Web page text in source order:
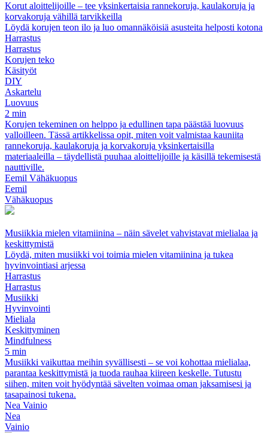
Korut aloittelijoille – tee yksinkertaisia rannekoruja, kaulakoruja ja
korvakoruja vähillä tarvikkeilla
Löydä korujen teon ilo ja luo omannäköisiä asusteita helposti kotona
Harrastus
Harrastus
Korujen teko
Käsityöt
DIY
Askartelu
Luovuus
2 min
Korujen tekeminen on helppo ja edullinen tapa päästää luovuus
valloilleen. Tässä artikkelissa opit, miten voit valmistaa kauniita
rannekoruja, kaulakoruja ja korvakoruja yksinkertaisilla
materiaaleilla – täydellistä puuhaa aloittelijoille ja käsillä tekemisestä
nauttiville.
Eemil Vähäkuopus
Eemil
Vähäkuopus
Musiikkia mielen vitamiinina – näin sävelet vahvistavat mielialaa ja
keskittymistä
Löydä, miten musiikki voi toimia mielen vitamiinina ja tukea
hyvinvointiasi arjessa
Harrastus
Harrastus
Musiikki
Hyvinvointi
Mieliala
Keskittyminen
Mindfulness
5 min
Musiikki vaikuttaa meihin syvällisesti – se voi kohottaa mielialaa,
parantaa keskittymistä ja tuoda rauhaa kiireen keskelle. Tutustu
siihen, miten voit hyödyntää sävelten voimaa oman jaksamisesi ja
tasapainosi tukena.
Nea Vainio
Nea
Vainio